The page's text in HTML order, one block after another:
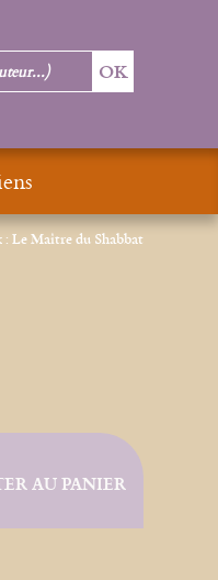
: Le Maître du Shabbat
AU PANIER